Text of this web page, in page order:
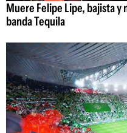
Muere Felipe Lipe, bajista
banda Tequila